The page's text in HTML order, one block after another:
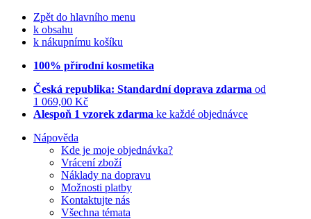
Zpět do hlavního menu
k obsahu
k nákupnímu košíku
100% přírodní kosmetika
Česká republika: Standardní doprava zdarma od
1 069,00 Kč
Alespoň 1 vzorek zdarma ke každé objednávce
Nápověda
Kde je moje objednávka?
Vrácení zboží
Náklady na dopravu
Možnosti platby
Kontaktujte nás
Všechna témata